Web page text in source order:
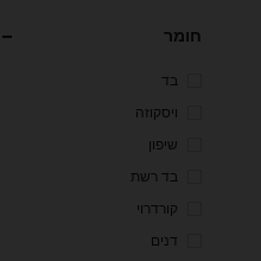
חומר
בד
ויסקוזה
שיפון
בד רשת
קורדרוי
דנים